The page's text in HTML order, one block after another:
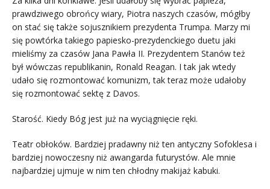
prawdziwego obrońcy wiary, Piotra naszych czasów, mógłby
on stać się także sojusznikiem prezydenta Trumpa. Marzy mi
się powtórka takiego papiesko-prezydenckiego duetu jaki
mieliśmy za czasów Jana Pawła II. Prezydentem Stanów też
był wówczas republikanin, Ronald Reagan. I tak jak wtedy
udało się rozmontować komunizm, tak teraz może udałoby
się rozmontować sektę z Davos.
Starość. Kiedy Bóg jest już na wyciągnięcie ręki.
Teatr obłoków. Bardziej pradawny niż ten antyczny Sofoklesa i
bardziej nowoczesny niż awangarda futurystów. Ale mnie
najbardziej ujmuje w nim ten chłodny makijaż kabuki.